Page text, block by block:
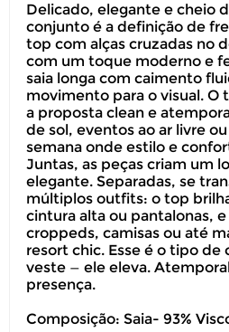
Delicado, elegante e cheio
conjunto é a definição de
top com alças cruzadas no
com um toque moderno e
saia longa com caimento
movimento para o visual.
a proposta clean e
de sol, eventos ao ar livre
semana onde estilo e
Juntas, as peças criam um
elegante. Separadas, se
múltiplos outfits: o top
cintura alta ou pantalonas,
croppeds, camisas ou até
resort chic. Esse é o tipo de
veste — ele eleva.
presença.
Composição: Saia- 93%